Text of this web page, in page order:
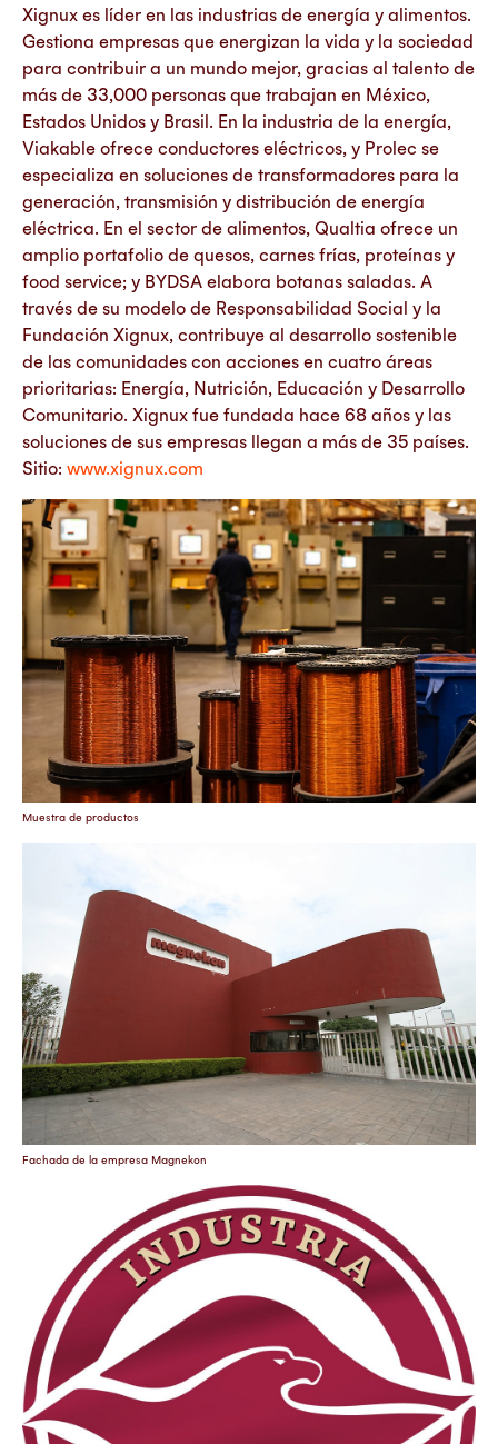
Xignux es líder en las industrias de energía y alimentos.
Gestiona empresas que energizan la vida y la sociedad
para contribuir a un mundo mejor, gracias al talento de
más de 33,000 personas que trabajan en México,
Estados Unidos y Brasil. En la industria de la energía,
Viakable ofrece conductores eléctricos, y Prolec se
especializa en soluciones de transformadores para la
generación, transmisión y distribución de energía
eléctrica. En el sector de alimentos, Qualtia ofrece un
amplio portafolio de quesos, carnes frías, proteínas y
food service; y BYDSA elabora botanas saladas. A
través de su modelo de Responsabilidad Social y la
Fundación Xignux, contribuye al desarrollo sostenible
de las comunidades con acciones en cuatro áreas
prioritarias: Energía, Nutrición, Educación y Desarrollo
Comunitario. Xignux fue fundada hace 68 años y las
soluciones de sus empresas llegan a más de 35 países.
Sitio: www.xignux.com
Muestra de productos
Fachada de la empresa Magnekon